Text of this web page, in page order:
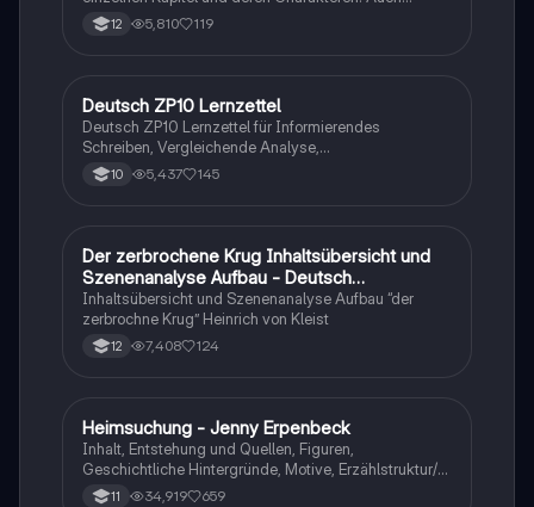
tabellarisch. Im Unterricht ohne KI erstellt
12 5,810 119
Deutsch
Deutsch ZP10 Lernzettel
Deutsch ZP10 Lernzettel für Informierendes
Schreiben, Vergleichende Analyse,
Sachtexte/Roman/Gedicht..
10 5,437 145
Deutsch
Der zerbrochene Krug Inhaltsübersicht und
Szenenanalyse Aufbau - Deutsch
Q1/Q2/Abitur
Inhaltsübersicht und Szenenanalyse Aufbau “der
zerbrochne Krug” Heinrich von Kleist
12 7,408 124
Deutsch
Heimsuchung - Jenny Erpenbeck
Inhalt, Entstehung und Quellen, Figuren,
Geschichtliche Hintergründe, Motive, Erzählstruktur/-
stil 11 34,919 659